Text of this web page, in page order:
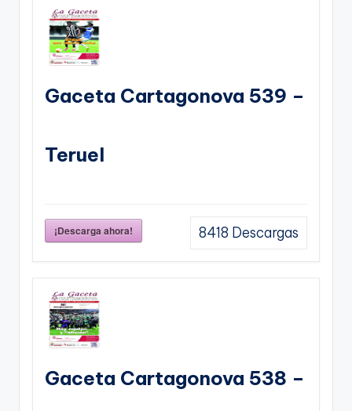
Gaceta Cartagonova 539 –
Teruel
¡Descarga ahora! 8418 Descargas
Gaceta Cartagonova 538 –